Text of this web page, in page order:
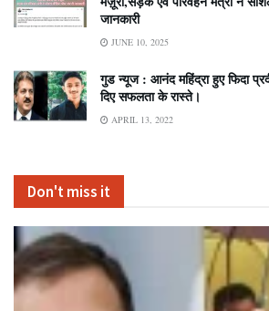
जानकारी
JUNE 10, 2025
गुड न्यूज : आनंद महिंद्रा हुए फिदा
दिए सफलता के रास्ते।
APRIL 13, 2022
Don't miss it